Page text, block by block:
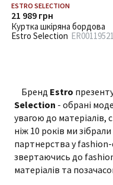
ESTRO SELECTION
21 989 грн
Куртка шкіряна бордова
Estro Selection ER00119521
Бренд Estro
Selection - обрані
увагою до матеріалів,
ніж 10 років ми
партнерства у
звертаючись до
матеріалів та